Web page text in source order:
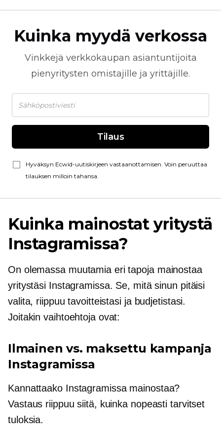
Kuinka myydä verkossa
Vinkkejä verkkokaupan asiantuntijoita
pienyritysten omistajille ja yrittäjille.
Tilaus
Hyväksyn Ecwid-uutiskirjeen vastaanottamisen. Voin peruuttaa
tilauksen milloin tahansa.
Kuinka mainostat yritystä
Instagramissa?
On olemassa muutamia eri tapoja mainostaa
yritystäsi Instagramissa. Se, mitä sinun pitäisi
valita, riippuu tavoitteistasi ja budjetistasi.
Joitakin vaihtoehtoja ovat:
Ilmainen vs. maksettu kampanja
Instagramissa
Kannattaako Instagramissa mainostaa?
Vastaus riippuu siitä, kuinka nopeasti tarvitset
tuloksia.